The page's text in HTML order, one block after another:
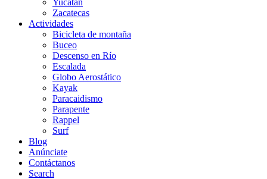
Yucatán
Zacatecas
Actividades
Bicicleta de montaña
Buceo
Descenso en Río
Escalada
Globo Aerostático
Kayak
Paracaidismo
Parapente
Rappel
Surf
Blog
Anúnciate
Contáctanos
Search